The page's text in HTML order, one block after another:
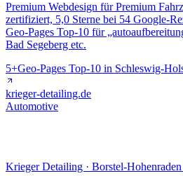
Premium Webdesign für Premium
zertifiziert, 5,0 Sterne bei 54 Google-
Geo-Pages Top-10 für
Bad Segeberg etc.
5+Geo-Pages Top-10 in Schleswig-
krieger-detailing.de
Automotive
Krieger Detailing · Borstel-